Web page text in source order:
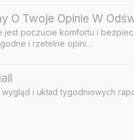
O Twoje Opinie W
jest poczucie komfortu i
i rzetelne opini…
i układ tygodniowych